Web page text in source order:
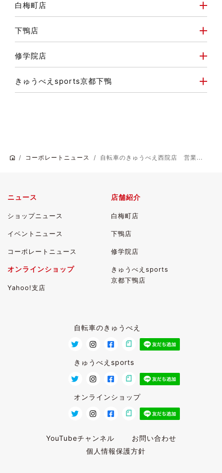
白梅町店
下鴨店
修学院店
きゅうべえsports京都下鴨
コーポレートニュース 自転車のきゅうべえ西院店 営業...
ニュース
ショップニュース
イベントニュース
コーポレートニュース
店舗紹介
白梅町店
下鴨店
修学院店
きゅうべえsports
京都下鴨店
オンラインショップ
Yahoo!支店
自転車のきゅうべえ
きゅうべえsports
オンラインショップ
YouTubeチャンネル
お問い合わせ
個人情報保護方針